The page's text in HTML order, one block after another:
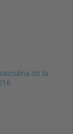
de la